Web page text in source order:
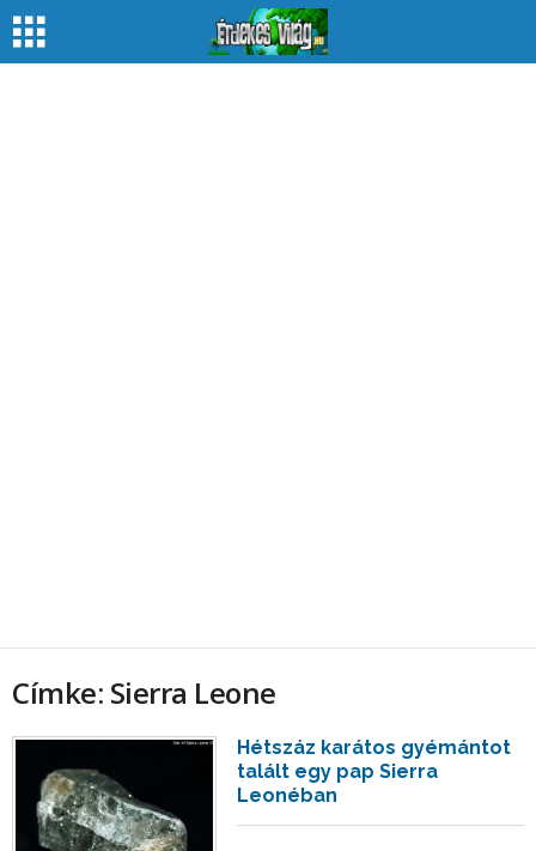
Címke: Sierra Leone
Hétszáz karátos gyémántot
talált egy pap Sierra
Leonéban